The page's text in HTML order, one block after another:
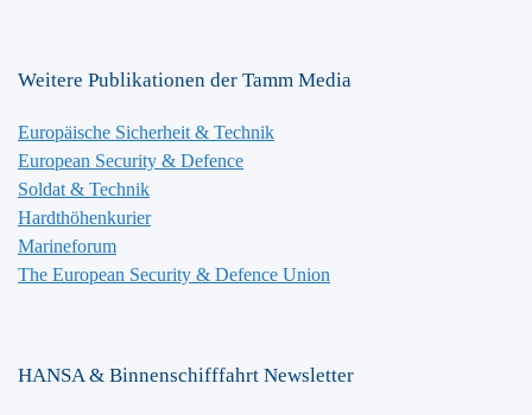
Weitere Publikationen der Tamm Media
Europäische Sicherheit & Technik
European Security & Defence
Soldat & Technik
Hardthöhenkurier
Marineforum
The European Security & Defence Union
HANSA & Binnenschifffahrt Newsletter